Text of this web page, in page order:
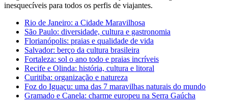
inesquecíveis para todos os perfis de viajantes.
Rio de Janeiro: a Cidade Maravilhosa
São Paulo: diversidade, cultura e gastronomia
Florianópolis: praias e qualidade de vida
Salvador: berço da cultura brasileira
Fortaleza: sol o ano todo e praias incríveis
Recife e Olinda: história, cultura e litoral
Curitiba: organização e natureza
Foz do Iguaçu: uma das 7 maravilhas naturais do mundo
Gramado e Canela: charme europeu na Serra Gaúcha